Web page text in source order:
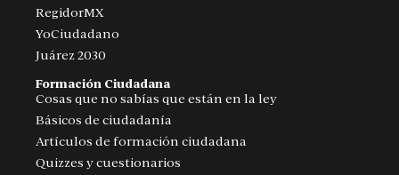
RegidorMX
YoCiudadano
Juárez 2030
Formación Ciudadana
Cosas que no sabías que están en la ley
Básicos de ciudadanía
Artículos de formación ciudadana
Quizzes y cuestionarios